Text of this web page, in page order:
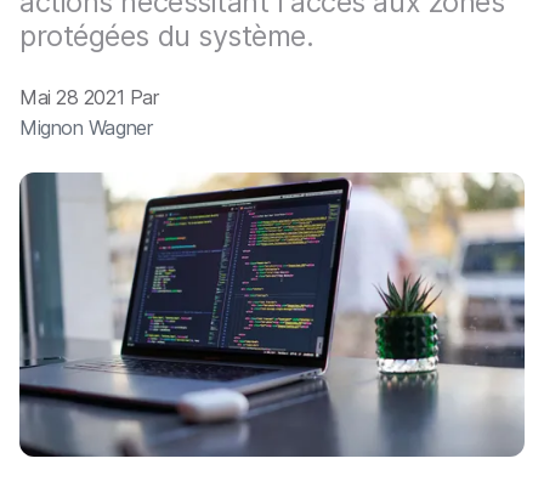
a
l
protégées du système.
Mai 28 2021 Par
Mignon Wagner